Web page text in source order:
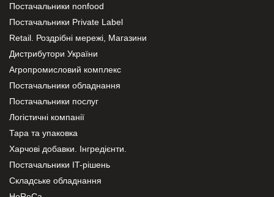
Постачальники nonfood
Постачальники Private Label
Retail. Роздрібні мережі, Магазини
Дистрибутори України
Агропромисловий комплекс
Постачальники обладнання
Постачальники послуг
Логістичні компанії
Тара та упаковка
Харчові добавки. Інгредієнти.
Постачальники IT-рішень
Складське обладнання